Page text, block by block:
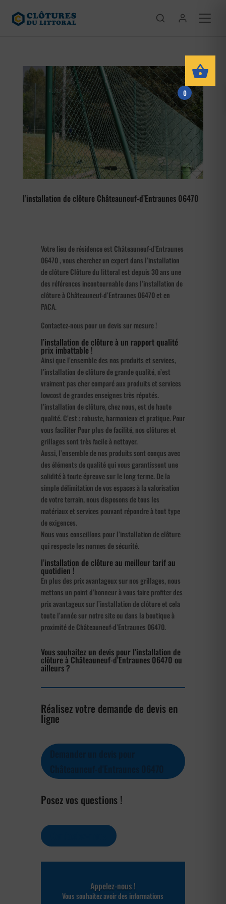
l’installation de clôture Châteauneuf-d’Entraunes 06470
Votre lieu de résidence est Châteauneuf-d’Entraunes
06470 , vous cherchez un expert dans l’installation
de clôture Clôture du littoral est depuis 30 ans une
des références incontournable dans l’installation de
clôture à Châteauneuf-d’Entraunes 06470 et en
PACA.
Contactez-nous pour un devis sur mesure !
l’installation de clôture à un rapport qualité
prix imbattable !
Ainsi que l’ensemble des nos produits et services,
l’installation de clôture de grande qualité, n’est
vraiment pas cher comparé aux produits et services
lowcost de grandes enseignes très réputés.
l’installation de clôture, chez nous, est de haute
qualité. C’est : robuste, harmonieux et pratique. Pour
vous faciliter Pour plus de facilité, nos clôtures et
grillages sont très facile à nettoyer.
Aussi, l’ensemble de nos produits sont conçus avec
des éléments de qualité qui vous garantissent une
solidité à toute épreuve sur le long terme. De la
simple délimitation de vos espaces à la valorisation
de votre terrain, nous disposons de tous les
matériaux et services pouvant répondre à tout type
de exigences.
Nous vous conseillons pour l’installation de clôture
qui respecte les normes de sécurité.
l’installation de clôture au meilleur tarif au
quotidien !
En plus des prix avantageux sur nos grillages, nous
mettons un point d’honneur à vous faire profiter des
prix avantageux sur l’installation de clôture et cela
toute l’année sur notre site ou dans la boutique à
proximité de Châteauneuf-d’Entraunes 06470.
Vous souhaitez un devis pour l’installation de
clôture à Châteauneuf-d’Entraunes 06470 ou
ailleurs ?
Réalisez votre demande de devis en
ligne
Posez vos questions !
Appelez-nous !
Vous souhaitez avoir des informations
0